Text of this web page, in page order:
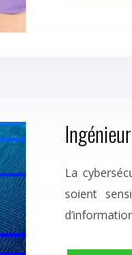
La
soient